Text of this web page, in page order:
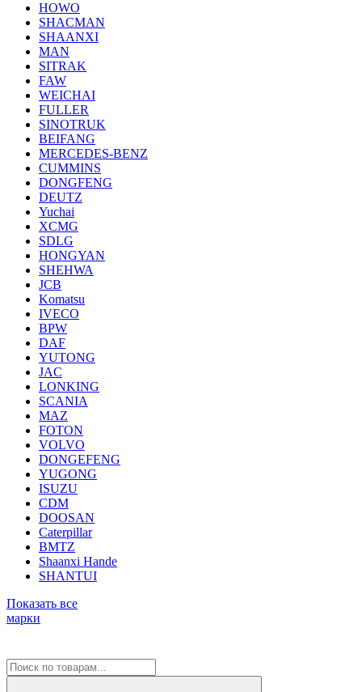
HOWO
SHACMAN
SHAANXI
MAN
SITRAK
FAW
WEICHAI
FULLER
SINOTRUK
BEIFANG
MERCEDES-BENZ
CUMMINS
DONGFENG
DEUTZ
Yuchai
XCMG
SDLG
HONGYAN
SHEHWA
JCB
Komatsu
IVECO
BPW
DAF
YUTONG
JAC
LONKING
SCANIA
MAZ
FOTON
VOLVO
DONGEFENG
YUGONG
ISUZU
CDM
DOOSAN
Caterpillar
BMTZ
Shaanxi Hande
SHANTUI
Показать все
марки